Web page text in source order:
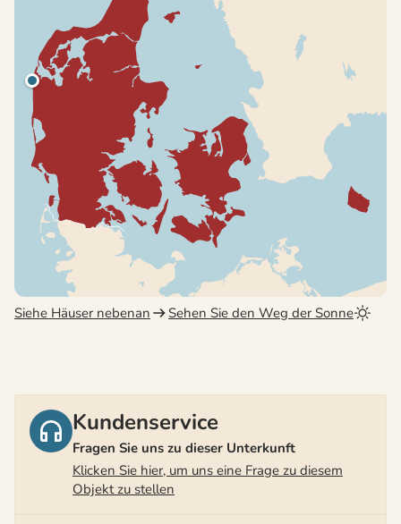
Siehe Häuser nebenan Sehen Sie den Weg der Sonne
Kundenservice
Fragen Sie uns zu dieser Unterkunft
Klicken Sie hier, um uns eine Frage zu diesem
Objekt zu stellen